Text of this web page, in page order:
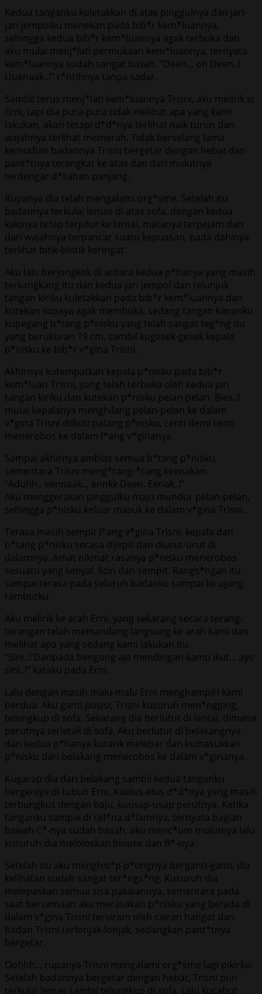
Kedua tanganku kuletakkan di atas pinggulnya dan jari-
jari jempolku menekan pada bib*r kem*luannya,
sehingga kedua bib*r kem*luannya agak terbuka dan
aku mulai menj*lati permukaan kem*luannya, ternyata
kem*luannya sudah sangat basah. “Deen.., oh Deen..!
Uuenaak..!” r*ntihnya tanpa sadar.
Sambil terus menj*lati kem*luannya Trisni, aku melirik si
Erni, tapi dia pura-pura tidak melihat apa yang kami
lakukan, akan tetapi d*d*nya terlihat naik turun dan
wajahnya terlihat memerah. Tidak berselang lama
kemudian badannya Trisni bergetar dengan hebat dan
pant*tnya terangkat ke atas dan dari mulutnya
terdengar d*sahan panjang.
Rupanya dia telah mengalami org*sme. Setelah itu
badannya terkulai lemas di atas sofa, dengan kedua
kakinya tetap terjulur ke lantai, matanya terpejam dan
dari wajahnya terpancar suatu kepuasan, pada dahinya
terlihat bitik-bintik keringat.
Aku lalu berjongkok di antara kedua p*hanya yang masih
terkangkang itu dan kedua jari jempol dan telunjuk
tangan kiriku kuletakkan pada bib*r kem*luannya dan
kutekan supaya agak membuka, sedang tangan kananku
kupegang b*tang p*nisku yang telah sangat teg*ng itu
yang berukuran 19 cm, sambil kugesek-gesek kepala
p*nisku ke bib*r v*gina Trisni.
Akhirnya kutempatkan kepala p*nisku pada bib*r
kem*luan Trisni, yang telah terbuka oleh kedua jari
tangan kiriku dan kutekan p*nisku pelan-pelan. Bles..!
mulai kepalanya menghilang pelan-pelan ke dalam
v*gina Trisni diikuti patang p*nisku, centi demi centi
menerobos ke dalam l*ang v*ginanya.
Sampai akhirnya amblas semua b*tang p*nisku,
sementara Trisni meng*rang-*rang keenakan.
“Aduhh.. eennaak.., ennkk Deen. Eenak..!”
Aku menggerakan pinggulku maju mundur pelan-pelan,
sehingga p*nisku keluar masuk ke dalam v*gina Trisni.
Terasa masih sempit l*ang v*gina Trisni, kepala dan
b*tang p*nisku serasa dijepit dan diurut-urut di
dalamnya. Amat nikmat rasanya p*nisku menerobos
sesuatu yang kenyal, licin dan sempit. Rangs*ngan itu
sampai terasa pada seluruh badanku sampai ke ujung
rambutku.
Aku melirik ke arah Erni, yang sekarang secara terang-
terangan telah memandang langsung ke arah kami dan
melihat apa yang sedang kami lakukan itu.
“Sini..! Daripada bengong aja mendingan kamu ikut.., ayo
sini..!” kataku pada Erni.
Lalu dengan masih malu-malu Erni menghampiri kami
berdua. Aku ganti posisi, Trisni kusuruh men*ngging,
telungkup di sofa. Sekarang dia berlutut di lantai, dimana
perutnya terletak di sofa. Aku berlutut di belakangnya
dan kedua p*hanya kutarik melebar dan kumasukkan
p*nisku dari belakang menerobos ke dalam v*ginanya.
Kugarap dia dari belakang sambil kedua tanganku
bergerilya di tubuh Erni. Kuelus-elus d*d*nya yang masih
terbungkus dengan baju, kuusap-usap perutnya. Ketika
tanganku sampai di cel*na d*lamnya, ternyata bagian
bawah C*-nya sudah basah, aku menc*um mulutnya lalu
kusuruh dia meloloskan blouse dan B*-nya.
Setelah itu aku menghis*p p*tingnya berganti-ganti, dia
kelihatan sudah sangat ter*ngs*ng. Kusuruh dia
melepaskan semua sisa pakaiannya, sementara pada
saat bersamaan aku merasakan p*nisku yang berada di
dalam v*gina Trisni tersiram oleh cairan hangat dan
badan Trisni terlonjak-lonjak, sedangkan pant*tnya
bergetar.
Oohhh.., rupanya Trisni mengalami org*sme lagi pikirku.
Setelah badannya bergetar dengan hebat, Trisni pun
terkulai lemas sambil telungkup di sofa. Lalu kucabut